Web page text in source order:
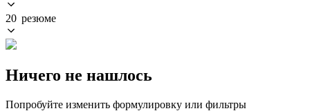
20 резюме
Ничего не нашлось
Попробуйте изменить формулировку или фильтры